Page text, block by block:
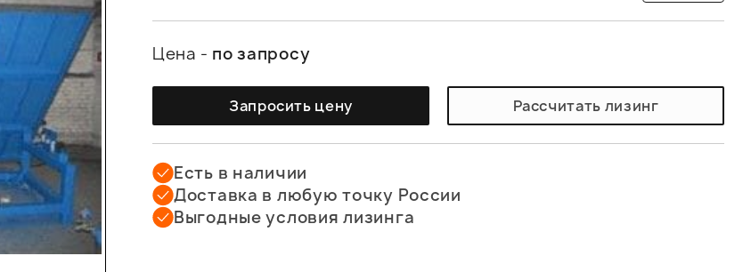
Цена - по запросу
Запросить цену Рассчитать лизинг
Есть в наличии
Доставка в любую точку России
Выгодные условия лизинга